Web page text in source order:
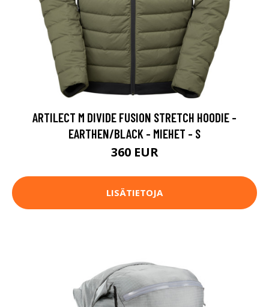
ARTILECT M DIVIDE FUSION STRETCH HOODIE -
EARTHEN/BLACK - MIEHET - S
360 EUR
LISÄTIETOJA